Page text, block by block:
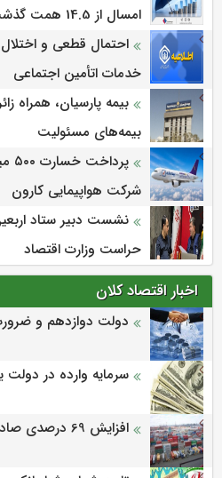
امسال از 14.5 همت گذشت
احتمال قطعی و
خدمات اتأمین اجتماعی
بیمه پارسیان، همراه
بیمه‌های مسئولیت
شرکت هواپیمایی کارون
نشست دبیر ستاد
حراست وزارت اقتصاد
اخبار اقتصاد کلان
دولت دوازدهم و
سرمایه وارده در دولت یازدهم ۱۱.۲
افزایش 69 درصدی صادرات ایران به نیجریه